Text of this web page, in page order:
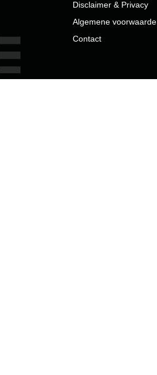
Disclaimer & Privacy
Algemene
Contact